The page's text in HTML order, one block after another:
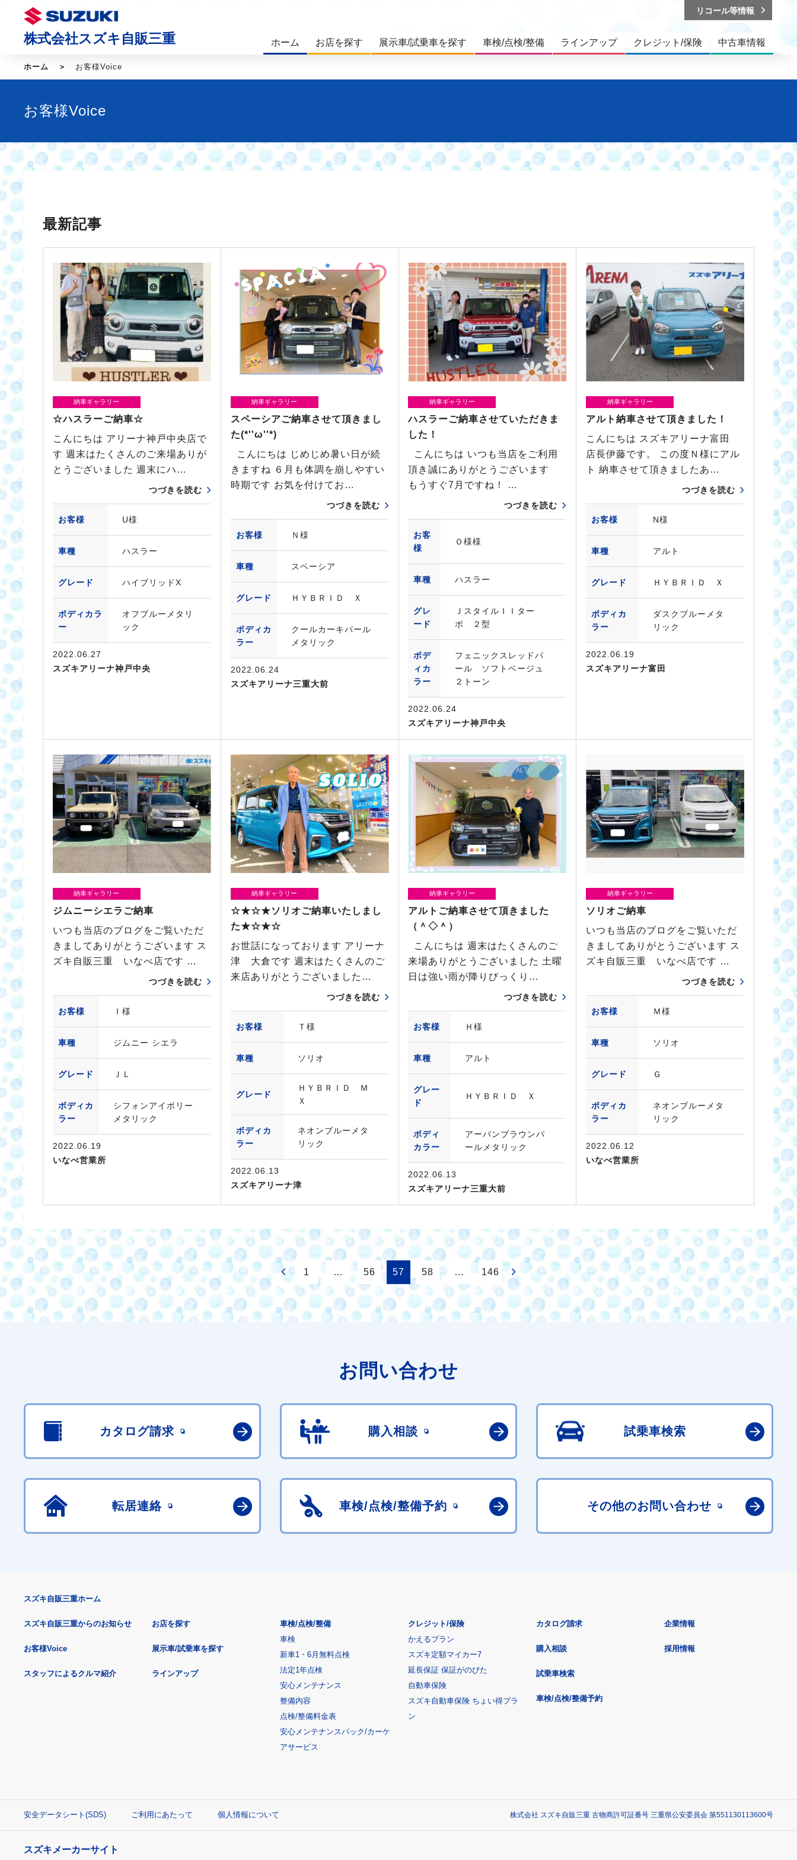
株式会社スズキ自販三重 ホーム お店を探す 展示車/試乗車を探す 車検/点検/整備 ラインアップ クレジット/保険 中古車情報
リコール等情報
ホーム お客様Voice
お客様Voice
最新記事
納車ギャラリー
☆ハスラーご納車☆
こんにちは アリーナ神戸中央店で
す 週末はたくさんのご来場ありが
とうございました 週末にハ…
つづきを読む
お客様 U様
車種 ハスラー
グレード ハイブリッドX
ボディカラ
ー
オフブルーメタリ
ック
2022.06.27
スズキアリーナ神戸中央
納車ギャラリー
スペーシアご納車させて頂きまし
た(*''ω''*)
こんにちは じめじめ暑い日が続
きますね ６月も体調を崩しやすい
時期です お気を付けてお…
つづきを読む
お客様 Ｎ様
車種 スペーシア
グレード ＨＹＢＲＩＤ Ｘ
ボディカ
ラー
クールカーキパール
メタリック
2022.06.24
スズキアリーナ三重大前
納車ギャラリー
ハスラーご納車させていただきま
した！
こんにちは いつも当店をご利用
頂き誠にありがとうございます
もうすぐ7月ですね！ …
つづきを読む
お客
様
Ｏ様様
車種 ハスラー
グレ
ード
ＪスタイルＩＩター
ボ ２型
ボデ
ィカ
ラー
フェニックスレッドパ
ール ソフトベージュ
２トーン
2022.06.24
スズキアリーナ神戸中央
納車ギャラリー
アルト納車させて頂きました！
こんにちは スズキアリーナ富田
店長伊藤です。 この度Ｎ様にアル
ト 納車させて頂きましたあ…
つづきを読む
お客様 N様
車種 アルト
グレード ＨＹＢＲＩＤ Ｘ
ボディカ
ラー
ダスクブルーメタ
リック
2022.06.19
スズキアリーナ富田
納車ギャラリー
ジムニーシエラご納車
いつも当店のブログをご覧いただ
きましてありがとうございます ス
ズキ自販三重 いなべ店です …
つづきを読む
お客様 Ｉ様
車種 ジムニー シエラ
グレード ＪＬ
ボディカ
ラー
シフォンアイボリー
メタリック
2022.06.19
いなべ営業所
納車ギャラリー
☆★☆★ソリオご納車いたしまし
た★☆★☆
お世話になっております アリーナ
津 大倉です 週末はたくさんのご
来店ありがとうございました…
つづきを読む
お客様 Ｔ様
車種 ソリオ
グレード
ＨＹＢＲＩＤ Ｍ
Ｘ
ボディカ
ラー
ネオンブルーメタ
リック
2022.06.13
スズキアリーナ津
納車ギャラリー
アルトご納車させて頂きました
（＾◇＾）
こんにちは 週末はたくさんのご
来場ありがとうございました 土曜
日は強い雨が降りびっくり…
つづきを読む
お客様 Ｈ様
車種 アルト
グレー
ド
ＨＹＢＲＩＤ Ｘ
ボディ
カラー
アーバンブラウンパ
ールメタリック
2022.06.13
スズキアリーナ三重大前
納車ギャラリー
ソリオご納車
いつも当店のブログをご覧いただ
きましてありがとうございます ス
ズキ自販三重 いなべ店です …
つづきを読む
お客様 Ｍ様
車種 ソリオ
グレード Ｇ
ボディカ
ラー
ネオンブルーメタ
リック
2022.06.12
いなべ営業所
1 … 56 57 58 … 146
お問い合わせ
カタログ請求 購入相談 試乗車検索
転居連絡 車検/点検/整備予約 その他のお問い合わせ
スズキ自販三重ホーム
スズキ自販三重からのお知らせ
お客様Voice
スタッフによるクルマ紹介
お店を探す
展示車/試乗車を探す
ラインアップ
車検/点検/整備
車検
新車1・6月無料点検
法定1年点検
安心メンテナンス
整備内容
点検/整備料金表
安心メンテナンスパック/カーケ
アサービス
クレジット/保険
かえるプラン
スズキ定額マイカー7
延長保証 保証がのびた
自動車保険
スズキ自動車保険 ちょい得プラ
ン
カタログ請求
購入相談
試乗車検索
車検/点検/整備予約
企業情報
採用情報
安全データシート(SDS) ご利用にあたって 個人情報について 株式会社 スズキ自販三重 古物商許可証番号 三重県公安委員会 第551130113600号
スズキメーカーサイト